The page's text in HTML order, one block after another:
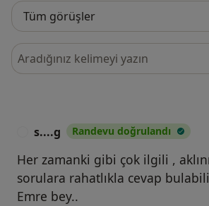
Görüşler içerisinde ara
s....g Randevu doğrulandı
Her zamanki gibi çok ilgili ,
sorulara rahatlıkla cevap
Emre bey..